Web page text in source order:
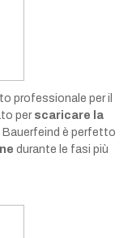
professionale per il
perscaricare la
Bauerfeind è perfetto
durante le fasi più